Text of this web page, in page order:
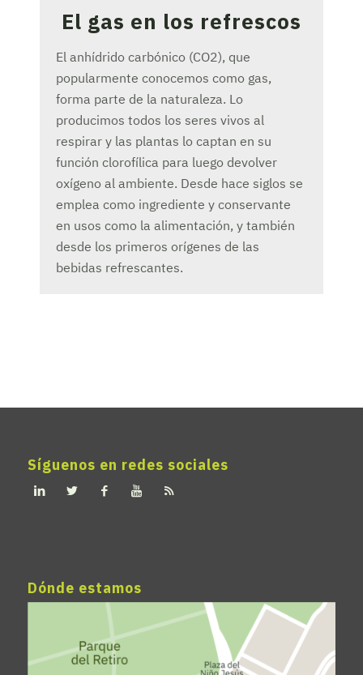
El gas en los refrescos
El anhídrido carbónico (CO2), que
popularmente conocemos como gas,
forma parte de la naturaleza. Lo
producimos todos los seres vivos al
respirar y las plantas lo captan en su
función clorofílica para luego devolver
oxígeno al ambiente. Desde hace siglos se
emplea como ingrediente y conservante
en usos como la alimentación, y también
desde los primeros orígenes de las
bebidas refrescantes.
Síguenos en redes sociales
Dónde estamos